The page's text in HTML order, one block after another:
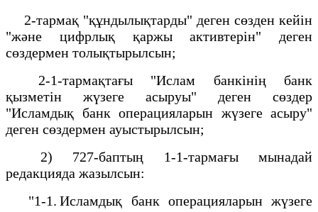
2-тармақ "құндылықтарды" деген сөзден кейін
"және цифрлық қаржы активтерін" деген
сөздермен толықтырылсын;
2-1-тармақтағы "Ислам банкінің банк
қызметін жүзеге асыруы" деген сөздер
"Исламдық банк операцияларын жүзеге асыру"
деген сөздермен ауыстырылсын;
2) 727-баптың 1-1-тармағы мынадай
редакцияда жазылсын:
"1-1. Исламдық банк операцияларын жүзеге